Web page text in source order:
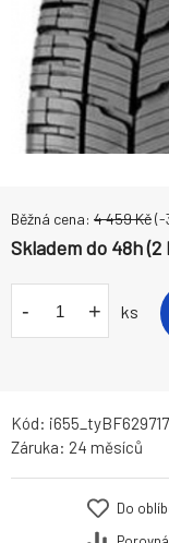
Běžná cena: 4 459Kč(-
Skladem do 48h (2
- + ks
Kód:
Záruka: 24 měsíců
Do